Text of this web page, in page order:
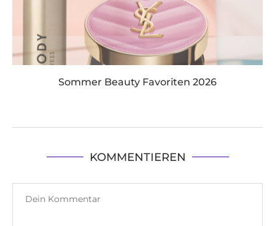
Sommer Beauty Favoriten 2026
KOMMENTIEREN